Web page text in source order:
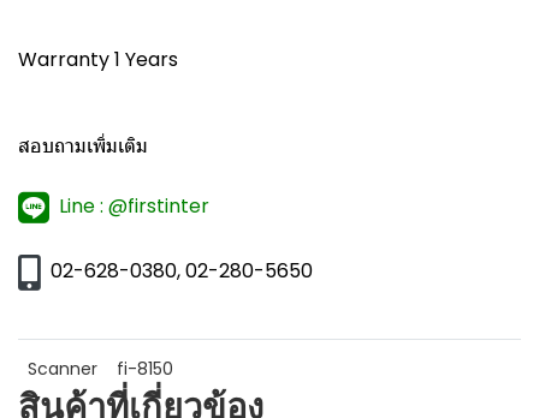
Warranty 1 Years
สอบถามเพิ่มเติม
Line : @firstinter
02-628-0380, 02-280-5650
Scanner fi-8150
สินค้าที่เกี่ยวข้อง